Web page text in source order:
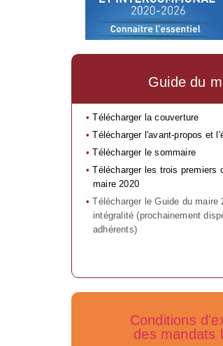
Guide du
Télécharger la couverture
Télécharger l'avant-propos et
Télécharger le sommaire
Télécharger les trois premiers
maire 2020
Télécharger le Guide du maire
intégralité (prochainement
adhérents)
Conditions
des mandats